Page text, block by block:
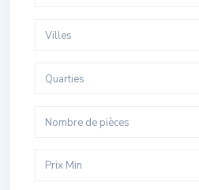
Villes
Quarties
Nombre de pièces